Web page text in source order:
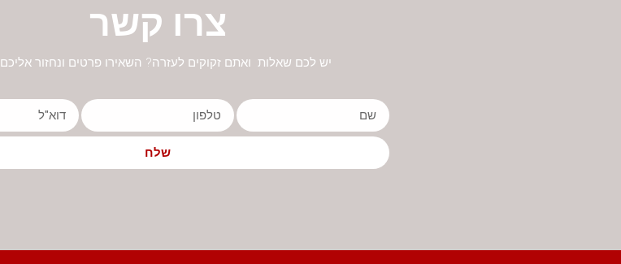
צרו קשר
יש לכם שאלות ואתם זקוקים לעזרה? השאירו פרטים ונחזור אליכם
שלח